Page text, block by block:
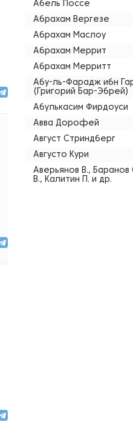
Абель Поссе
Абрахам Вергезе
Абрахам Маслоу
Абрахам Меррит
Абрахам Мерритт
Абу-ль-Фарадж ибн
(Григорий Бар-Эбрей)
Абулькасим Фирдоуси
Авва Дорофей
Август Стриндберг
Августо Кури
Аверьянов В.,
В., Калитин П. и др.